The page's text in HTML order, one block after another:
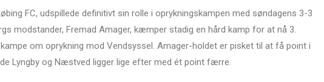
FC, udspillede definitivt sin rolle i oprykningskampen med søndagens 3-3
modstander, Fremad Amager, kæmper stadig en hård kamp for at nå 3.
om oprykning mod Vendsyssel. Amager-holdet er pisket til at få point i
Lyngby og Næstved ligger lige efter med ét point færre.